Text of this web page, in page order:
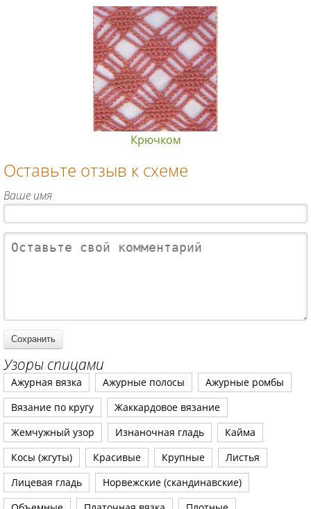
Крючком
Оставьте отзыв к схеме
Ваше имя
Узоры спицами
Ажурная вязка Ажурные полосы
Ажурные ромбы
Вязание по кругу
Жаккардовое вязание
Жемчужный узор
Изнаночная гладь
Кайма
Косы (жгуты)
Красивые Крупные
Листья
Лицевая гладь
Норвежские (скандинавские)